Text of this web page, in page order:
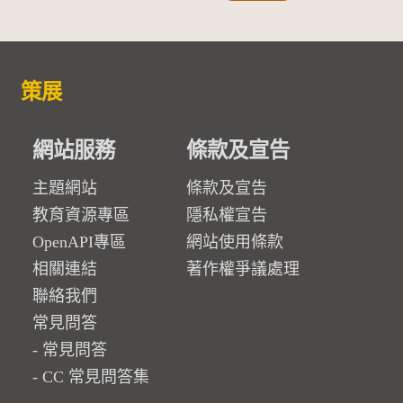
策展
網站服務
主題網站
教育資源專區
OpenAPI專區
相關連結
聯絡我們
常見問答
常見問答
CC 常見問答集
條款及宣告
條款及宣告
隱私權宣告
網站使用條款
著作權爭議處理